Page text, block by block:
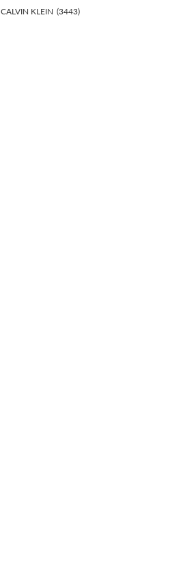
CALVIN KLEIN (3443)